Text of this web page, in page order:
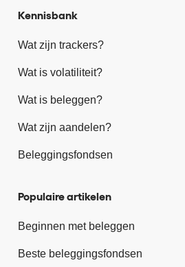
Kennisbank
Wat zijn trackers?
Wat is volatiliteit?
Wat is beleggen?
Wat zijn aandelen?
Beleggingsfondsen
Populaire artikelen
Beginnen met beleggen
Beste beleggingsfondsen